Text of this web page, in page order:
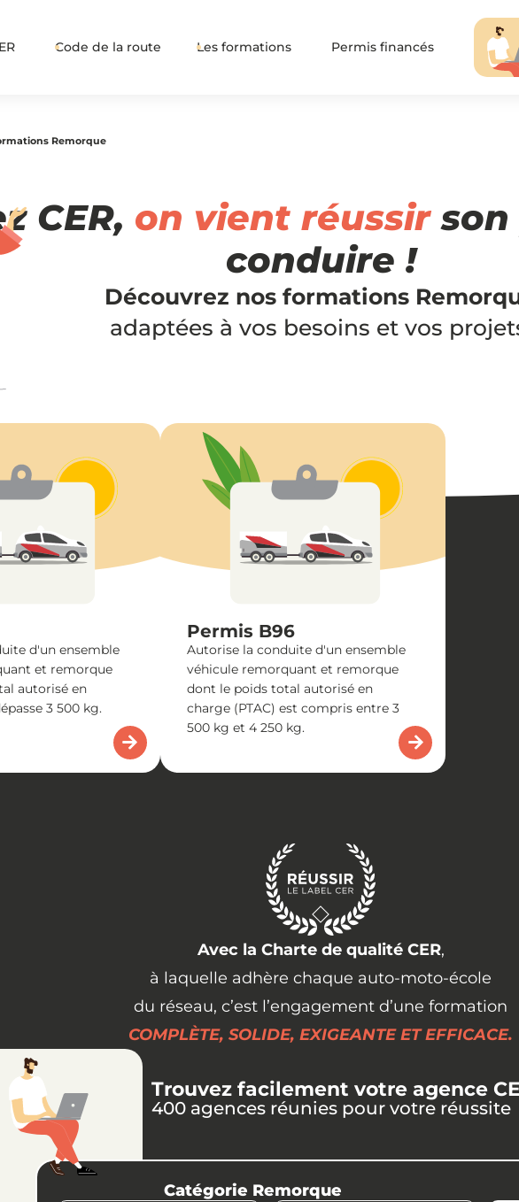
Code de la route Les formations Permis financés
Remorque
CER, on vient réussirson
conduire !
Découvrez nos formations
adaptées à vos besoins et vos
d'un ensemble
et remorque
autorisé en
3 500 kg.
Permis B96
Autorise la conduite d'un ensemble
véhicule remorquant et remorque
dont le poids total autorisé en
charge (PTAC) est compris entre 3
500 kg et 4 250 kg.
Avec la Charte de qualité CER,
à laquelle adhère chaque auto-moto-école
du réseau, c’est l’engagement d’une formation
COMPLÈTE, SOLIDE, EXIGEANTE ET EFFICACE.
Trouvez facilement votre agence
400 agences réunies pour votre réussite
Catégorie Remorque